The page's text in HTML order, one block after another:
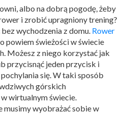
albo na dobrą pogodę, żeby
i zrobić upragniony trening?
wychodzenia z domu. Rower
powiem świeżości w świecie
Możesz z niego korzystać jak
przycisnąć jeden przycisk i
się. W taki sposób
górskich
wirtualnym świecie.
musimy wyobrażać sobie w